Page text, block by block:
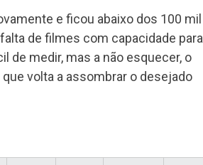
e ficou abaixo dos 100 mil
de filmes com capacidade para
de medir, mas a não esquecer, o
volta a assombrar o desejado